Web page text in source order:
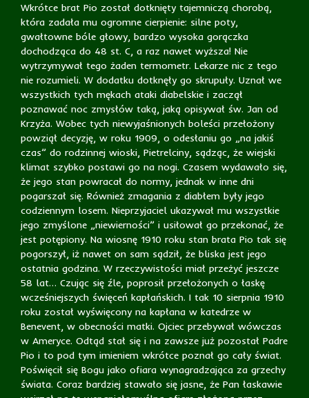
Wkrótce brat Pio został dotknięty tajemniczą chorobą,
która zadała mu ogromne cierpienie: silne poty,
gwałtowne bóle głowy, bardzo wysoka gorączka
dochodząca do 48 st. C, a raz nawet wyższa! Nie
wytrzymywał tego żaden termometr. Lekarze nic z tego
nie rozumieli. W dodatku dotknęły go skrupuły. Uznał we
wszystkich tych mękach ataki diabelskie i zaczął
poznawać noc zmysłów taką, jaką opisywał św. Jan od
Krzyża. Wobec tych niewyjaśnionych boleści przełożony
powziął decyzję, w roku 1909, o odesłaniu go „na jakiś
czas” do rodzinnej wioski, Pietrelciny, sądząc, że wiejski
klimat szybko postawi go na nogi. Czasem wydawało się,
że jego stan powracał do normy, jednak w inne dni
pogarszał się. Również zmagania z diabłem były jego
codziennym losem. Nieprzyjaciel ukazywał mu wszystkie
jego zmyślone „niewierności” i usiłował go przekonać, że
jest potępiony. Na wiosnę 1910 roku stan brata Pio tak się
pogorszył, iż nawet on sam sądził, że bliska jest jego
ostatnia godzina. W rzeczywistości miał przeżyć jeszcze
58 lat… Czując się źle, poprosił przełożonych o łaskę
wcześniejszych święceń kapłańskich. I tak 10 sierpnia 1910
roku został wyświęcony na kapłana w katedrze w
Benevent, w obecności matki. Ojciec przebywał wówczas
w Ameryce. Odtąd stał się i na zawsze już pozostał Padre
Pio i to pod tym imieniem wkrótce poznał go cały świat.
Poświęcił się Bogu jako ofiara wynagradzająca za grzechy
świata. Coraz bardziej stawało się jasne, że Pan łaskawie